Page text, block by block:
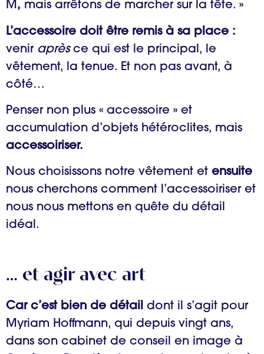
M, mais arrêtons de marcher sur la tête. »
L’accessoire doit être remis à sa place :
venir aprèsce qui est le principal, le
vêtement, la tenue. Et non pas avant, à
côté…
Penser non plus « accessoire » et
accumulation d’objets hétéroclites, mais
accessoiriser.
Nous choisissons notre vêtement et ensuite
nous cherchons comment l’accessoiriser et
nous nous mettons en quête du détail
idéal.
… et agir avec art
Car c’est bien de détail dont il s’agit pour
Myriam Hoffmann, qui depuis vingt ans,
dans son cabinet de conseil en image à